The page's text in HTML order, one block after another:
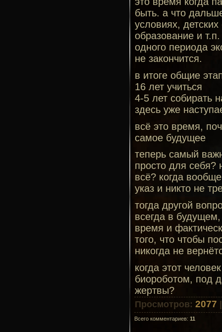
быть. а что
условиях,
образование и
одного периода
не закончится.
в итоге общие
16 лет учиться
4-5 лет собирать
здесь уже
всё это время,
самое будущее
теперь самый
просто для себя?
всё? когда
указ и никто не
тогда другой
всегда в
время и
того, что чтобы
никогда не
когда этот
биороботом, под
жертвы?
Просмотров: 2077
Всего комментариев: 11